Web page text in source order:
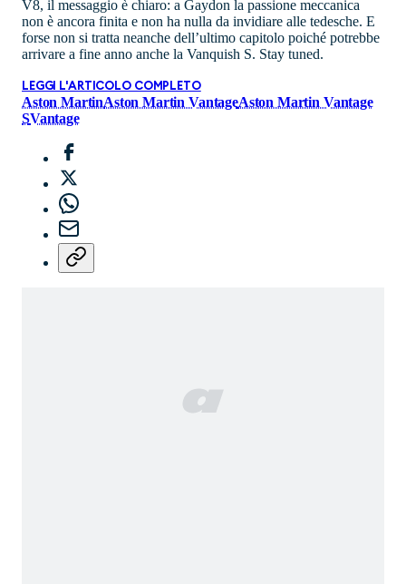
V8, il messaggio è chiaro: a Gaydon la passione meccanica
non è ancora finita e non ha nulla da invidiare alle tedesche. E
forse non si tratta neanche dell’ultimo capitolo poiché potrebbe
arrivare a fine anno anche la Vanquish S. Stay tuned.
LEGGI L'ARTICOLO COMPLETO
Aston MartinAston Martin VantageAston Martin Vantage
SVantage